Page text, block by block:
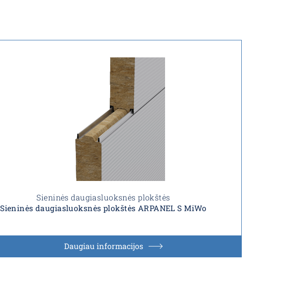
Sieninės daugiasluoksnės plokštės
Sieninės daugiasluoksnės plokštės ARPANEL S MiWo
Daugiau informacijos